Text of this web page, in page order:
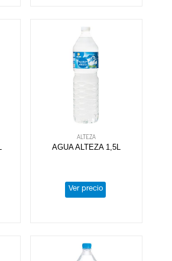
ALTEZA
AGUA ALTEZA 1,5L
Ver precio